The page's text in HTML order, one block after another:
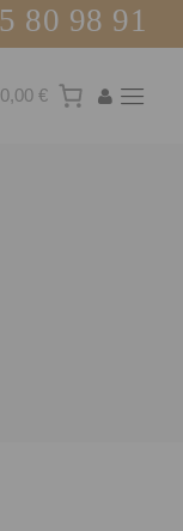
80 98 91
0,00 €